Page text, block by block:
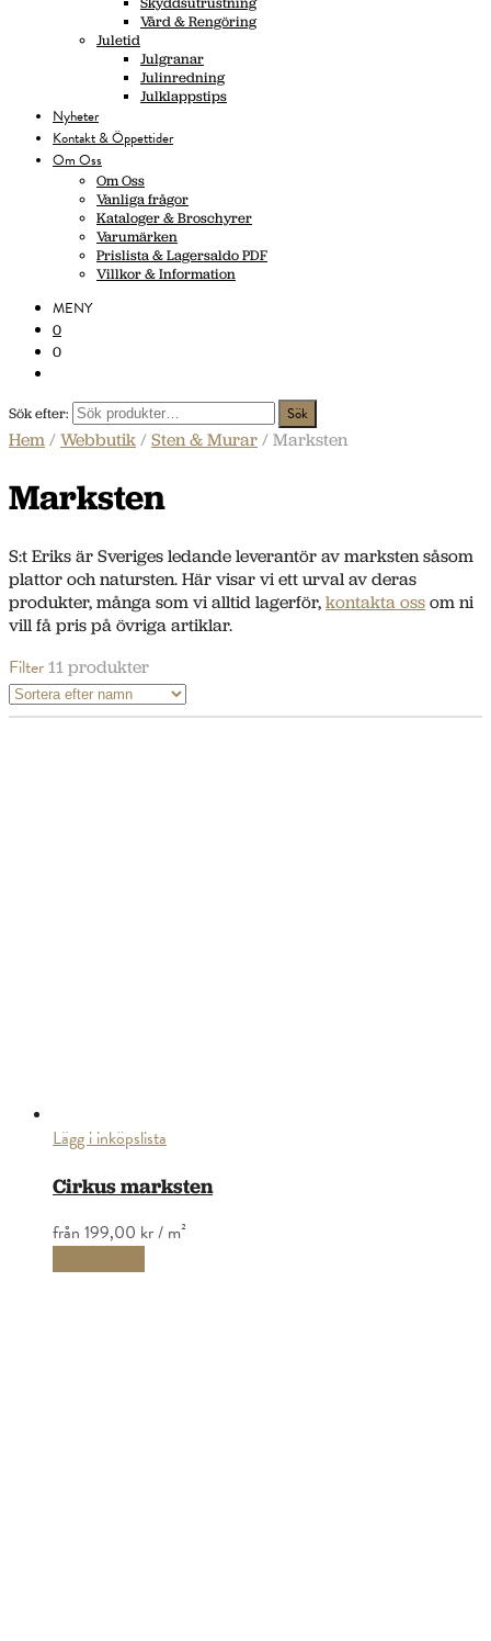
Vård & Rengöring
Juletid
Julgranar
Julinredning
Julklappstips
Nyheter
Kontakt & Öppettider
Om Oss
Om Oss
Vanliga frågor
Kataloger & Broschyrer
Varumärken
Prislista & Lagersaldo PDF
Villkor & Information
MENY
0
0
Sök efter:
Hem/Webbutik/Sten & Murar/ Marksten
Marksten
S:t Eriks är Sveriges ledande leverantör av marksten såsom
plattor och natursten. Här visar vi ett urval av deras
produkter, många som vi alltid lagerför,kontakta ossom ni
vill få pris på övriga artiklar.
Filter11 produkter
Lägg i inköpslista
Cirkus marksten
från 199,00 kr/ m²